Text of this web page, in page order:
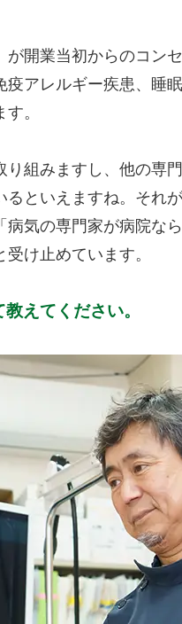
開業当初からのコン
アレルギー疾患、睡
。
組みますし、他の専
といえますね。それ
気の専門家が病院な
け止めています。
えてください。